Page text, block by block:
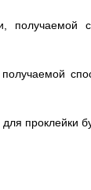
проклейки